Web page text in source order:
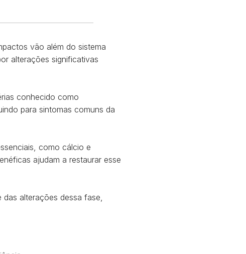
vão além do sistema
alterações significativas
conhecido como
para sintomas comuns da
como cálcio e
ajudam a restaurar esse
das alterações dessa fase,